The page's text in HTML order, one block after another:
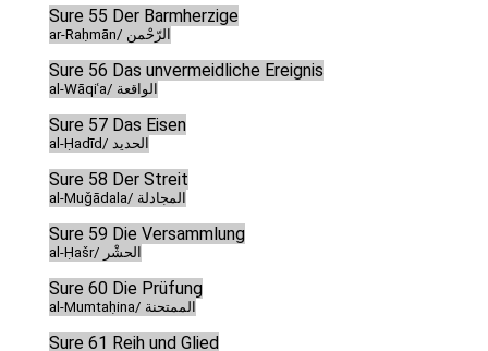
Sure 55 Der Barmherzige
ar-Raḥmān/ الرّحْمن
Sure 56 Das unvermeidliche Ereignis
al-Wāqiʿa/ الواقعة
Sure 57 Das Eisen
al-Ḥadīd/ الحديد
Sure 58 Der Streit
al-Muǧādala/ المجادلة
Sure 59 Die Versammlung
al-Ḥašr/ الحشْر
Sure 60 Die Prüfung
al-Mumtaḥina/ الممتحنة
Sure 61 Reih und Glied